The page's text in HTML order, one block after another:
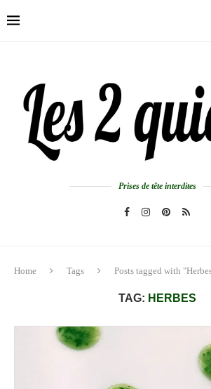
Prises de tête interdites
Home Tags Posts tagged with
TAG: HERBES